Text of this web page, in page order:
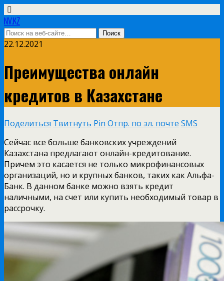
NV.KZ
22.12.2021
Преимущества онлайн
кредитов в Казахстане
Поделиться Твитнуть Pin Отпр. по эл. почте SMS
Сейчас все больше банковских учреждений
Казахстана предлагают онлайн-кредитование.
Причем это касается не только микрофинансовых
организаций, но и крупных банков, таких как Альфа-
Банк. В данном банке можно взять кредит
наличными, на счет или купить необходимый товар в
рассрочку.